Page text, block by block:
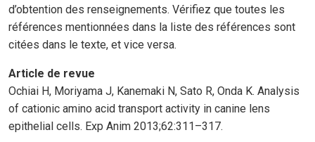
d’obtention des renseignements. Vérifiez que toutes les
références mentionnées dans la liste des références sont
citées dans le texte, et vice versa.
Article de revue
Ochiai H, Moriyama J, Kanemaki N, Sato R, Onda K. Analysis
of cationic amino acid transport activity in canine lens
epithelial cells. Exp Anim 2013;62:311–317.